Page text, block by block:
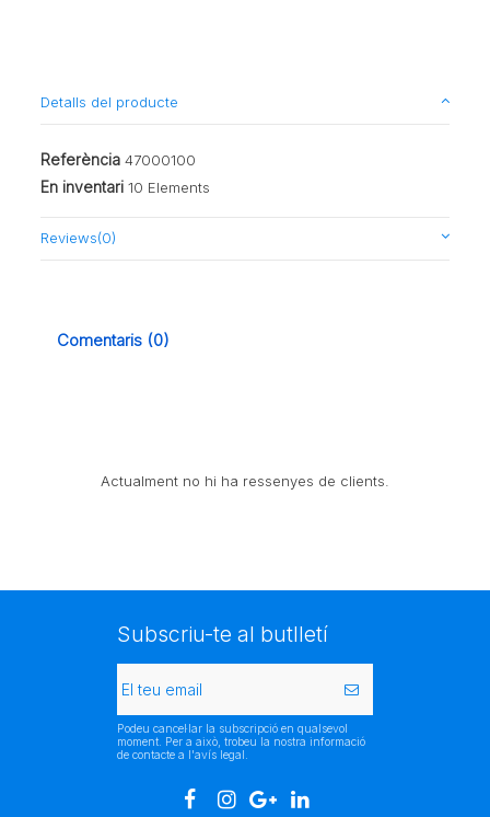
Detalls del producte
Referència 47000100
En inventari 10 Elements
Reviews(0)
Comentaris (0)
Actualment no hi ha ressenyes de clients.
Subscriu-te al butlletí
Podeu cancel·lar la subscripció en qualsevol
moment. Per a això, trobeu la nostra informació
de contacte a l'avís legal.